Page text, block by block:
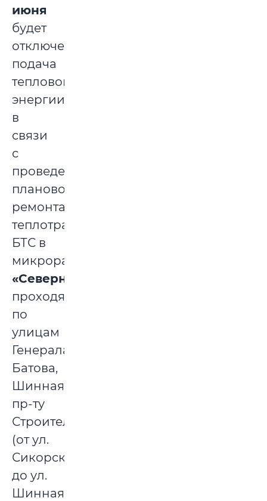
июня
будет
отключена
подача
тепловой
энергии
в
связи
с
проведением
планового
ремонта
теплотрасс
БТС в
микрорайонах
«Северный»
проходящих
по
улицам
Генерала
Батова,
Шинная,
пр-ту
Строителей
(от ул.
Сикорского
до ул.
Шинная),